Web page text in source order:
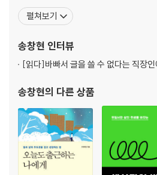
2장 마음에 대하여
너의 마음을 바라봐주렴
-지금, 마음의 날씨가 어때?
나를 사랑하는 데 누군가의 허락은 필요 없단
-세상에서 가장 소중한 존재는 나
나다움이란 뭘까?
-삶은 나를 찾아가는 여행
‘생산자’로 거듭났다. 아홉 권의 책을 출
레이블 ‘팀라이트’를 결성하여 통찰 세미
대학교의 러브콜을 받아 강연가로도 활동
펼쳐보기
송창현 인터뷰
[읽다]바빠서 글을 쓸 수 없다는 직장
송창현의 다른 상품